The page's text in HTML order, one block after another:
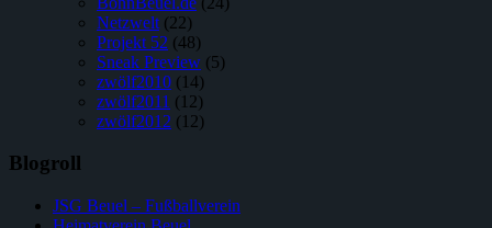
Netzwelt (22)
Projekt 52 (48)
Sneak Preview (5)
zwölf2010 (14)
zwölf2011 (12)
zwölf2012 (12)
Blogroll
JSG Beuel – Fußballverein